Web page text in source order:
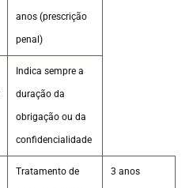
anos (prescrição
penal)
Indica sempre a
duração da
obrigação ou da
confidencialidade
Tratamento de 3 anos